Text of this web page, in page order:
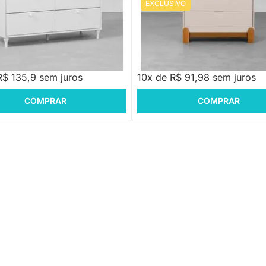
PRONTA ENTREGA
Rattan 6 Gavetas - Branco
135,9 sem juros
COMPRAR
EXCLUSIVO
Cômoda Lotus 4 Gavetas - Areia
10x de R$ 91,98 sem juros
COMPRAR